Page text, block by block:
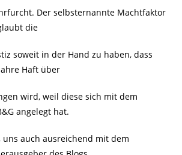
Der selbsternannte Machtfaktor
die
soweit in der Hand zu haben, dass
Haft über
wird, weil diese sich mit dem
angelegt hat.
uns auch ausreichend mit dem